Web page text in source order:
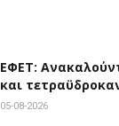
ΕΦΕΤ:
και
05-08-2026